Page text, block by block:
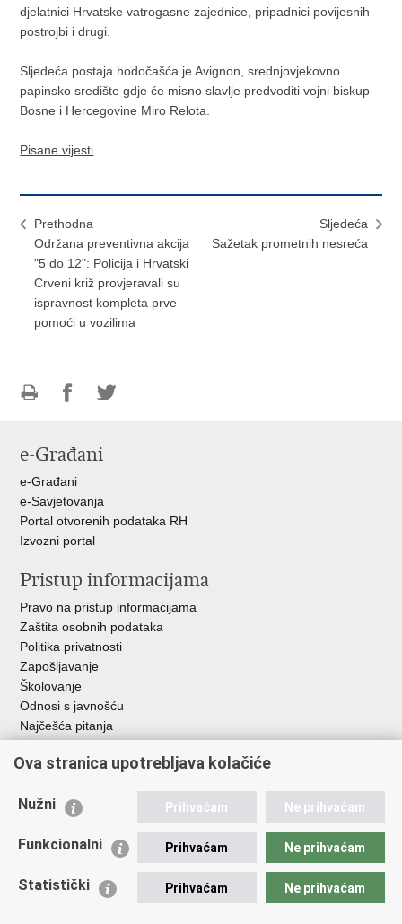
djelatnici Hrvatske vatrogasne zajednice, pripadnici povijesnih
postrojbi i drugi.
Sljedeća postaja hodočašća je Avignon, srednjovjekovno
papinsko središte gdje će misno slavlje predvoditi vojni biskup
Bosne i Hercegovine Miro Relota.
Pisane vijesti
Prethodna
Održana preventivna akcija
"5 do 12": Policija i Hrvatski
Crveni križ provjeravali su
ispravnost kompleta prve
pomoći u vozilima
Sljedeća
Sažetak prometnih nesreća
FacebookuTwitteru
e-Građani
e-Građani
e-Savjetovanja
Portal otvorenih podataka RH
Izvozni portal
Pristup informacijama
Pravo na pristup informacijama
Zaštita osobnih podataka
Politika privatnosti
Zapošljavanje
Školovanje
Odnosi s javnošću
Najčešća pitanja
Važne poveznice
EMN Nacionalna kontaktna točka za Republiku Hrvatsku
Policijska akademija
Zaklada policijske solidarnosti
Ova stranica upotrebljava kolačiće
Nužni Prihvaćam Ne prihvaćam
Funkcionalni Prihvaćam Ne prihvaćam
Statistički Prihvaćam Ne prihvaćam